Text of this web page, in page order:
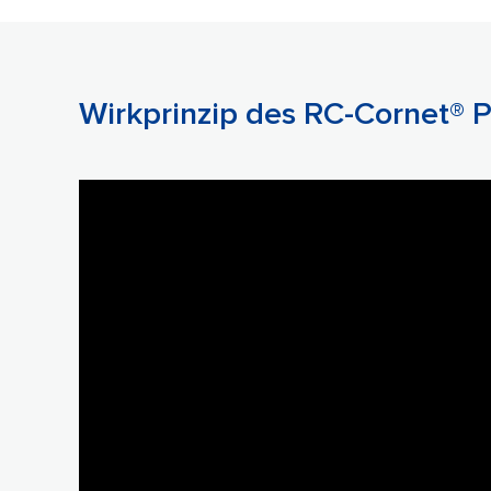
Wirkprinzip des RC-Cornet®